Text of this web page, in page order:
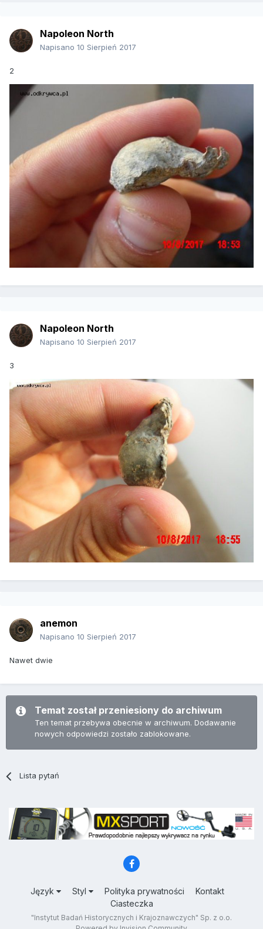
Napoleon North
Napisano 10 Sierpień 2017
2
Napoleon North
Napisano 10 Sierpień 2017
3
anemon
Napisano 10 Sierpień 2017
Nawet dwie
Temat został przeniesiony do archiwum
Ten temat przebywa obecnie w archiwum. Dodawanie
nowych odpowiedzi zostało zablokowane.
Lista pytań
Język Styl Polityka prywatności
Kontakt
Ciasteczka
"Instytut Badań Historycznych i Krajoznawczych" Sp. z o.o.